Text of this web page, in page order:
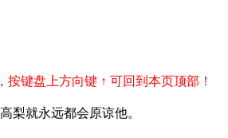
键盘上方向键 ↑ 可回到本页顶部！
就永远都会原谅他。